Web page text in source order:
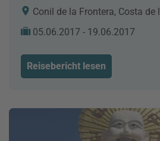
Conil de la Frontera, Costa de
05.06.2017 - 19.06.2017
Reisebericht lesen